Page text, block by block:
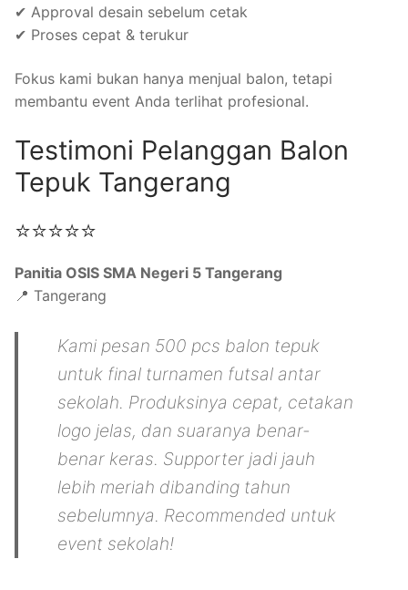
✔ Approval desain sebelum cetak
✔ Proses cepat & terukur
Fokus kami bukan hanya menjual balon, tetapi
membantu event Anda terlihat profesional.
Testimoni Pelanggan Balon
Tepuk Tangerang
⭐⭐⭐⭐⭐
Panitia OSIS SMA Negeri 5 Tangerang
📍 Tangerang
Kami pesan 500 pcs balon tepuk
untuk final turnamen futsal antar
sekolah. Produksinya cepat, cetakan
logo jelas, dan suaranya benar-
benar keras. Supporter jadi jauh
lebih meriah dibanding tahun
sebelumnya. Recommended untuk
event sekolah!